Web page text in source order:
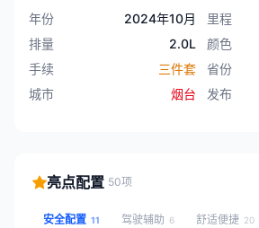
年份 2024年10月 里程
排量
2.0L 颜色
手续
三件套 省份
城市
烟台 发布
亮点配置 50项
安全配置 11 驾驶辅助 6 舒适便捷 20